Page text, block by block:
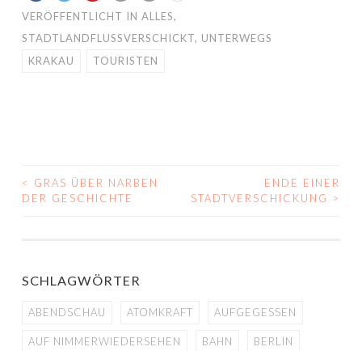
VERÖFFENTLICHT IN ALLES,
STADTLANDFLUSSVERSCHICKT, UNTERWEGS
KRAKAU
TOURISTEN
BEITRAGS-
<
GRAS ÜBER NARBEN
DER GESCHICHTE
ENDE EINER
STADTVERSCHICKUNG
>
SCHLAGWÖRTER
ABENDSCHAU ATOMKRAFT AUFGEGESSEN
AUF NIMMERWIEDERSEHEN BAHN BERLIN